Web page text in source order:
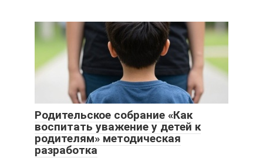
Родительское собрание «Как
воспитать уважение у детей к
родителям» методическая
разработка